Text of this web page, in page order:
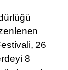
26
8